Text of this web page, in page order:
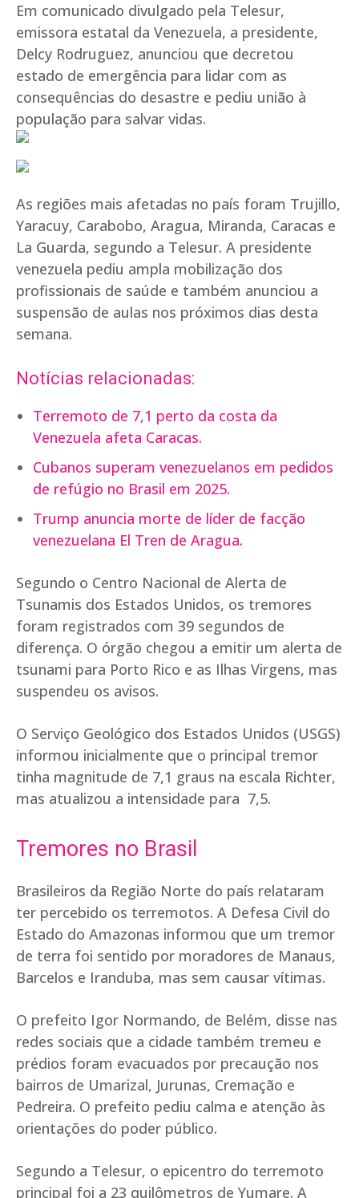
Em comunicado divulgado pela Telesur,
emissora estatal da Venezuela, a presidente,
Delcy Rodruguez, anunciou que decretou
estado de emergência para lidar com as
consequências do desastre e pediu união à
população para salvar vidas.
As regiões mais afetadas no país foram Trujillo,
Yaracuy, Carabobo, Aragua, Miranda, Caracas e
La Guarda, segundo a Telesur. A presidente
venezuela pediu ampla mobilização dos
profissionais de saúde e também anunciou a
suspensão de aulas nos próximos dias desta
semana.
Notícias relacionadas:
Terremoto de 7,1 perto da costa da
Venezuela afeta Caracas.
Cubanos superam venezuelanos em pedidos
de refúgio no Brasil em 2025.
Trump anuncia morte de líder de facção
venezuelana El Tren de Aragua.
Segundo o Centro Nacional de Alerta de
Tsunamis dos Estados Unidos, os tremores
foram registrados com 39 segundos de
diferença. O órgão chegou a emitir um alerta de
tsunami para Porto Rico e as Ilhas Virgens, mas
suspendeu os avisos.
O Serviço Geológico dos Estados Unidos (USGS)
informou inicialmente que o principal tremor
tinha magnitude de 7,1 graus na escala Richter,
mas atualizou a intensidade para 7,5.
Tremores no Brasil
Brasileiros da Região Norte do país relataram
ter percebido os terremotos. A Defesa Civil do
Estado do Amazonas informou que um tremor
de terra foi sentido por moradores de Manaus,
Barcelos e Iranduba, mas sem causar vítimas.
O prefeito Igor Normando, de Belém, disse nas
redes sociais que a cidade também tremeu e
prédios foram evacuados por precaução nos
bairros de Umarizal, Jurunas, Cremação e
Pedreira. O prefeito pediu calma e atenção às
orientações do poder público.
Segundo a Telesur, o epicentro do terremoto
principal foi a 23 quilômetros de Yumare. A